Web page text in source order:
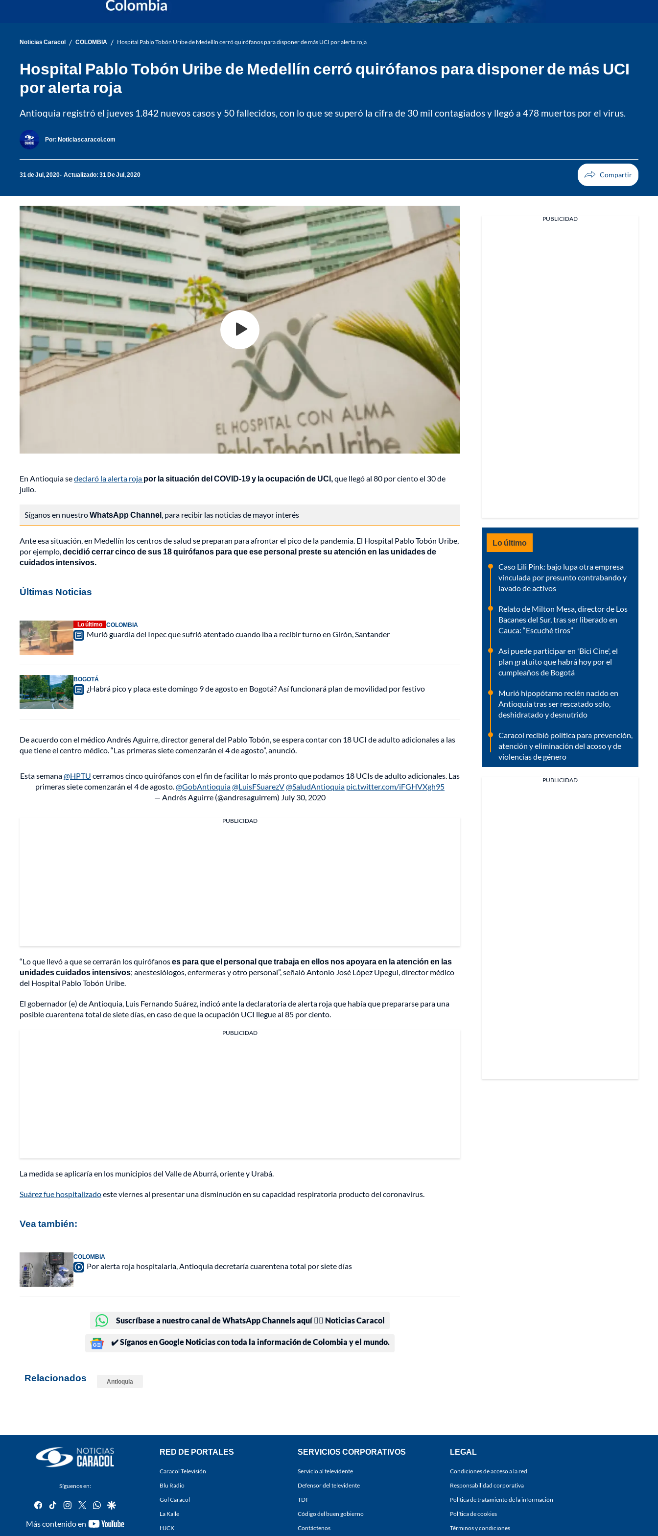
Noticias Caracol / COLOMBIA / Hospital Pablo Tobón Uribe de Medellín cerró quirófanos para disponer de más UCI por alerta roja
Hospital Pablo Tobón Uribe de Medellín cerró quirófanos para disponer de más UCI
por alerta roja
Antioquia registró el jueves 1.842 nuevos casos y 50 fallecidos, con lo que se superó la cifra de 30 mil contagiados y llegó a 478 muertos por el virus.
Por: Noticiascaracol.com
31 de Jul, 2020 Actualizado: 31 De Jul, 2020
En Antioquia sedeclaró la alerta roja por la situación del COVID-19 y la ocupación de UCI,que llegó al 80 por ciento el 30 de
julio.
Síganos en nuestroWhatsApp Channel, para recibir las noticias de mayor interés
Ante esa situación, en Medellín los centros de salud se preparan para afrontar el pico de la pandemia. El Hospital Pablo Tobón Uribe,
por ejemplo,decidió cerrar cinco de sus 18 quirófanos para que ese personal preste su atención en las unidades de
cuidados intensivos.
Últimas Noticias
Lo último COLOMBIA
Murió guardia del Inpec que sufrió atentado cuando iba a recibir turno en Girón, Santander
BOGOTÁ
¿Habrá pico y placa este domingo 9 de agosto en Bogotá? Así funcionará plan de movilidad por festivo
De acuerdo con el médico Andrés Aguirre, director general del Pablo Tobón, se espera contar con 18 UCI de adulto adicionales a las
que tiene el centro médico. “Las primeras siete comenzarán el 4 de agosto”, anunció.
Esta semana@HPTU cerramos cinco quirófanos con el fin de facilitar lo más pronto que podamos 18 UCIs de adulto adicionales. Las
primeras siete comenzarán el 4 de agosto.@GobAntioquia@LuisFSuarezV@SaludAntioquia pic.twitter.com/iFGHVXgh95
— Andrés Aguirre (@andresaguirrem) July 30, 2020
PUBLICIDAD
“Lo que llevó a que se cerrarán los quirófanoses para que el personal que trabaja en ellos nos apoyara en la atención en las
unidades cuidados intensivos; anestesiólogos, enfermeras y otro personal”, señaló Antonio José López Upegui, director médico
del Hospital Pablo Tobón Uribe.
El gobernador (e) de Antioquia, Luis Fernando Suárez, indicó ante la declaratoria de alerta roja que había que prepararse para una
posible cuarentena total de siete días, en caso de que la ocupación UCI llegue al 85 por ciento.
PUBLICIDAD
La medida se aplicaría en los municipios del Valle de Aburrá, oriente y Urabá.
Suárez fue hospitalizadoeste viernes al presentar una disminución en su capacidad respiratoria producto del coronavirus.
Vea también:
COLOMBIA
Por alerta roja hospitalaria, Antioquia decretaría cuarentena total por siete días
Suscríbase a nuestro canal de WhatsApp Channels aquí 👉🏻 Noticias Caracol
✔️ Síganos en Google Noticias con toda la información de Colombia y el mundo.
Relacionados Antioquia
PUBLICIDAD
Lo último
Caso Lili Pink: bajo lupa otra empresa
vinculada por presunto contrabando y
lavado de activos
Relato de Milton Mesa, director de Los
Bacanes del Sur, tras ser liberado en
Cauca: “Escuché tiros”
Así puede participar en 'Bici Cine', el
plan gratuito que habrá hoy por el
cumpleaños de Bogotá
Murió hipopótamo recién nacido en
Antioquia tras ser rescatado solo,
deshidratado y desnutrido
Caracol recibió política para prevención,
atención y eliminación del acoso y de
violencias de género
PUBLICIDAD
Síguenos en:
facebook
tiktok instagram
twitterwhatsapp
google
Más contenido en
youtube-
RED DE PORTALES
Caracol Televisión
Blu Radio
Gol Caracol
La Kalle
HJCK
SERVICIOS CORPORATIVOS
Servicio al televidente
Defensor del televidente
TDT
Código del buen gobierno
Contáctenos
LEGAL
Condiciones de acceso a la red
Responsabilidad corporativa
Política de tratamiento de la información
Política de cookies
Términos y condiciones